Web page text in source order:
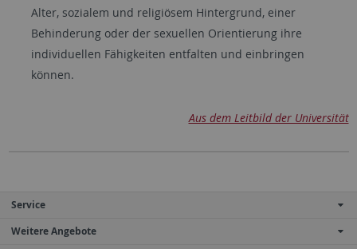
Alter, sozialem und religiösem Hintergrund, einer
Behinderung oder der sexuellen Orientierung ihre
individuellen Fähigkeiten entfalten und einbringen
können.
Aus dem Leitbild der Universität
Service
Weitere Angebote